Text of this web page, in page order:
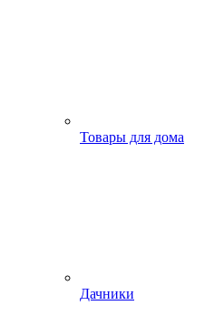
Товары для дома
Дачники